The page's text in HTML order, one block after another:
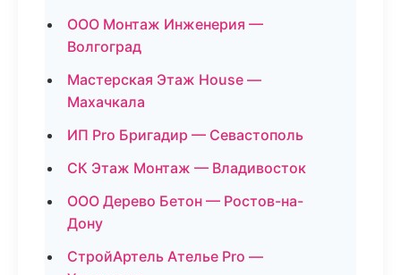
ООО Монтаж Инженерия —
Волгоград
Мастерская Этаж House —
Махачкала
ИП Pro Бригадир — Севастополь
СК Этаж Монтаж — Владивосток
ООО Дерево Бетон — Ростов-на-
Дону
СтройАртель Ателье Pro —